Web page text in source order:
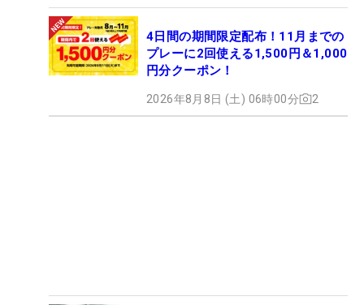
4日間の期間限定配布！11月までの
プレーに2回使える1,500円＆1,000
円分クーポン！
2026年8月8日 (土) 06時00分 2